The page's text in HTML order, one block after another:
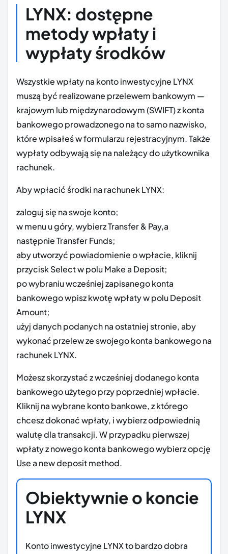
LYNX: dostępne
metody wpłaty i
wypłaty środków
Wszystkie wpłaty na konto inwestycyjne LYNX
muszą być realizowane przelewem bankowym —
krajowym lub międzynarodowym (SWIFT) z konta
bankowego prowadzonego na to samo nazwisko,
które wpisałeś w formularzu rejestracyjnym. Także
wypłaty odbywają się na należący do użytkownika
rachunek.
Aby wpłacić środki na rachunek LYNX:
zaloguj się na swoje konto;
w menu u góry, wybierz Transfer & Pay,a
następnie Transfer Funds;
aby utworzyć powiadomienie o wpłacie, kliknij
przycisk Select w polu Make a Deposit;
po wybraniu wcześniej zapisanego konta
bankowego wpisz kwotę wpłaty w polu Deposit
Amount;
użyj danych podanych na ostatniej stronie, aby
wykonać przelew ze swojego konta bankowego na
rachunek LYNX.
Możesz skorzystać z wcześniej dodanego konta
bankowego użytego przy poprzedniej wpłacie.
Kliknij na wybrane konto bankowe, z którego
chcesz dokonać wpłaty, i wybierz odpowiednią
walutę dla transakcji. W przypadku pierwszej
wpłaty z nowego konta bankowego wybierz opcję
Use a new deposit method.
Obiektywnie o koncie
LYNX
Konto inwestycyjne LYNX to bardzo dobra